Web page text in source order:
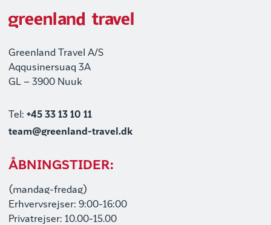
Greenland Travel A/S
Aqqusinersuaq 3A
GL – 3900 Nuuk
Tel: +45 33 13 10 11
team@greenland-travel.dk
ÅBNINGSTIDER:
(mandag-fredag)
Erhvervsrejser: 9:00-16:00
Privatrejser: 10.00-15.00